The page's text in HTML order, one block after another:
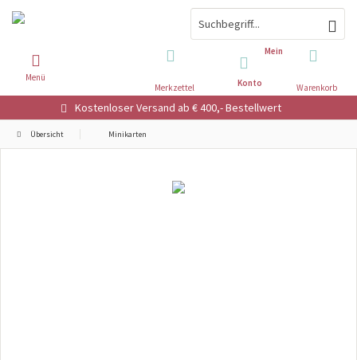
Kostenloser Versand ab € 400,- Bestellwert
Warenkorb
Merkzettel
Mein
Konto
Menü
Übersicht Minikarten